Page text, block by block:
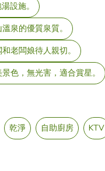
設施。
泉的優質泉質。
老闆娘待人親切。
色，無光害，適合賞星。
乾淨 自助廚房 KTV